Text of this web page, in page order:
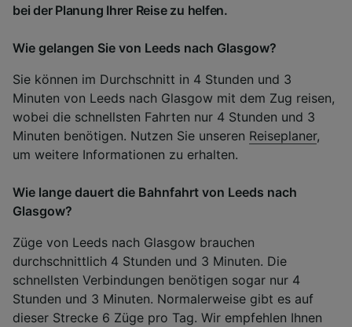
bei der Planung Ihrer Reise zu helfen.
Wie gelangen Sie von Leeds nach Glasgow?
Sie können im Durchschnitt in 4 Stunden und 3
Minuten von Leeds nach Glasgow mit dem Zug reisen,
wobei die schnellsten Fahrten nur 4 Stunden und 3
Minuten benötigen. Nutzen Sie unseren Reiseplaner,
um weitere Informationen zu erhalten.
Wie lange dauert die Bahnfahrt von Leeds nach
Glasgow?
Züge von Leeds nach Glasgow brauchen
durchschnittlich 4 Stunden und 3 Minuten. Die
schnellsten Verbindungen benötigen sogar nur 4
Stunden und 3 Minuten. Normalerweise gibt es auf
dieser Strecke 6 Züge pro Tag. Wir empfehlen Ihnen